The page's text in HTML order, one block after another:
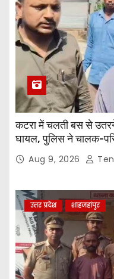
कटरा में चलती बस से
घायल, पुलिस ने चालक-
लियाAug 9, 2026
उत्तर प्रदेश शाहजहांपुर